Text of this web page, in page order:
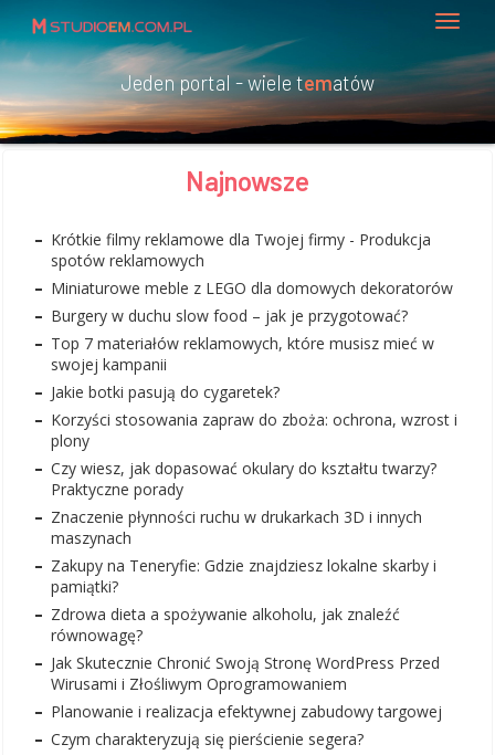
Jeden portal - wiele tematów
Najnowsze
Krótkie filmy reklamowe dla Twojej firmy - Produkcja
spotów reklamowych
Miniaturowe meble z LEGO dla domowych dekoratorów
Burgery w duchu slow food – jak je przygotować?
Top 7 materiałów reklamowych, które musisz mieć w
swojej kampanii
Jakie botki pasują do cygaretek?
Korzyści stosowania zapraw do zboża: ochrona, wzrost i
plony
Czy wiesz, jak dopasować okulary do kształtu twarzy?
Praktyczne porady
Znaczenie płynności ruchu w drukarkach 3D i innych
maszynach
Zakupy na Teneryfie: Gdzie znajdziesz lokalne skarby i
pamiątki?
Zdrowa dieta a spożywanie alkoholu, jak znaleźć
równowagę?
Jak Skutecznie Chronić Swoją Stronę WordPress Przed
Wirusami i Złośliwym Oprogramowaniem
Planowanie i realizacja efektywnej zabudowy targowej
Czym charakteryzują się pierścienie segera?